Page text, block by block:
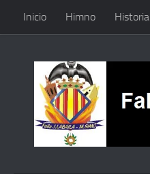
Saltar al contenido
Inicio Himno Historia